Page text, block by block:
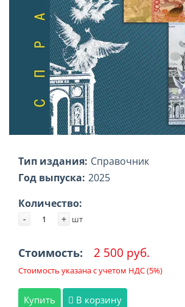
Тип издания: Справочник
Год выпуска: 2025
Количество:
- + шт
Стоимость: 2 500 руб.
Стоимость указана с учетом НДС (5%)
Купить В корзину